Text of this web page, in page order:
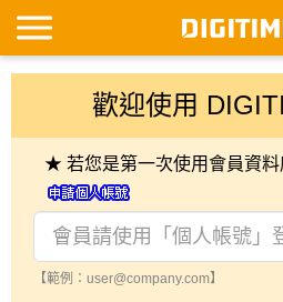
歡迎使用
★ 若您是第一次使用會員資料
【範例：user@company.com】